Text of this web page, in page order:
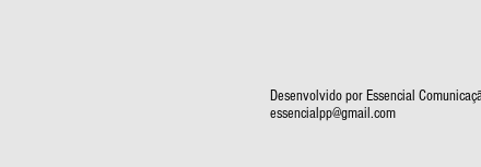
Desenvolvido por Essencial
essencialpp@gmail.com